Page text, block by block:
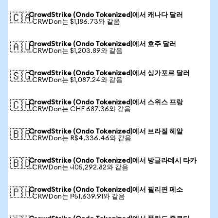
🇨🇦CrowdStrike (Ondo Tokenized)에서 캐나다 달러
1 CRWDon는 $1,186.73와 같음
🇦🇺CrowdStrike (Ondo Tokenized)에서 호주 달러
1 CRWDon는 $1,203.89와 같음
🇸🇬CrowdStrike (Ondo Tokenized)에서 싱가포르 달러
1 CRWDon는 $1,087.24와 같음
🇨🇭CrowdStrike (Ondo Tokenized)에서 스위스 프랑
1 CRWDon는 CHF 687.36와 같음
🇧🇷CrowdStrike (Ondo Tokenized)에서 브라질 헤알
1 CRWDon는 R$4,336.46와 같음
🇧🇩CrowdStrike (Ondo Tokenized)에서 방글라데시 타카
1 CRWDon는 ৳105,292.82와 같음
🇵🇭CrowdStrike (Ondo Tokenized)에서 필리핀 페소
1 CRWDon는 ₱51,639.91와 같음